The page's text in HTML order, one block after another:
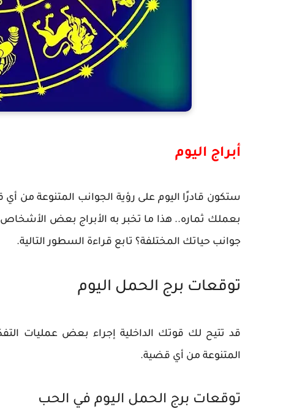
أبراج اليوم
ستكون قادرًا اليوم على رؤية الجوانب المتنوعة من
بعملك ثماره.. هذا ما تخبر به الأبراج بعض
جوانب حياتك المختلفة؟ تابع قراءة السطور التالية.
توقعات برج الحمل اليوم
قد تتيح لك قوتك الداخلية إجراء بعض عمليات
المتنوعة من أي قضية.
توقعات برج الحمل اليوم في الحب